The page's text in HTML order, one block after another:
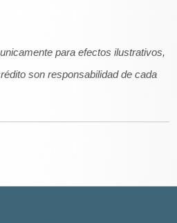
para efectos ilustrativos,
son responsabilidad de cada